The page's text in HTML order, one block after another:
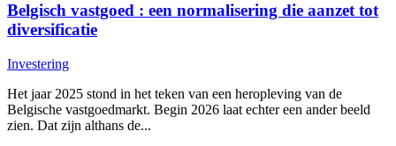
Belgisch vastgoed : een normalisering die aanzet tot
diversificatie
Investering
Het jaar 2025 stond in het teken van een heropleving van de
Belgische vastgoedmarkt. Begin 2026 laat echter een ander beeld
zien. Dat zijn althans de...